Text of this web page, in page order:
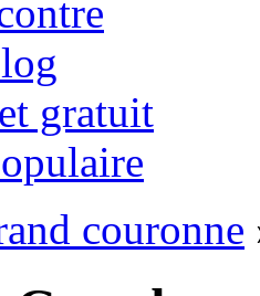
gratuit
couronne